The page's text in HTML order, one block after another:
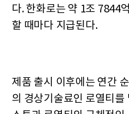
다. 한화로는 약 1조 7844
할 때마다 지급된다.
제품 출시 이후에는 연간
의 경상기술료인 로열티를